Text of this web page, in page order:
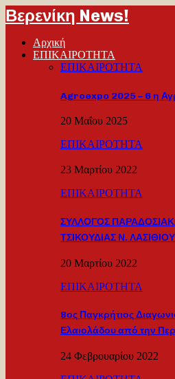
Βερενίκη News!
Αρχική
ΕΠΙΚΑΙΡΟΤΗΤΑ
ΕΠΙΚΑΙΡΟΤΗΤΑ
Agroexpo 2025 – 6 η
20 Μαΐου 2025
ΕΠΙΚΑΙΡΟΤΗΤΑ
23 Μαρτίου 2022
ΕΠΙΚΑΙΡΟΤΗΤΑ
ΣΥΛΛΟΓΟΣ
ΤΣΙΚΟΥΔΙΑΣ Ν. ΛΑΣΙΘΙΟΥ
20 Μαρτίου 2022
ΕΠΙΚΑΙΡΟΤΗΤΑ
8ος Παγκρήτιος
Ελαιολάδου από την
24 Φεβρουαρίου 2022